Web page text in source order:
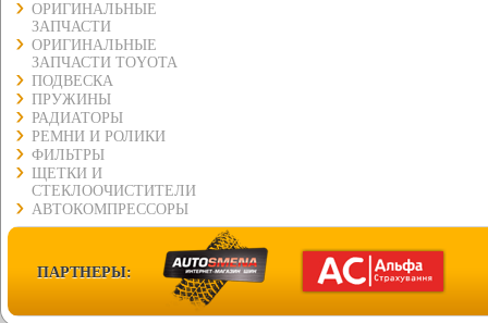
ОРИГИНАЛЬНЫЕ
ЗАПЧАСТИ
ОРИГИНАЛЬНЫЕ
ЗАПЧАСТИ TOYOTA
ПОДВЕСКА
ПРУЖИНЫ
РАДИАТОРЫ
РЕМНИ И РОЛИКИ
ФИЛЬТРЫ
ЩЕТКИ И
СТЕКЛООЧИСТИТЕЛИ
АВТОКОМПРЕССОРЫ
ПАРТНЕРЫ: